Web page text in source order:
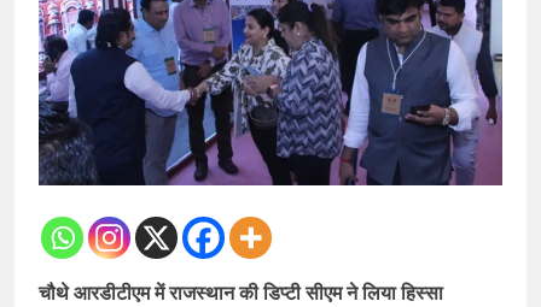
चौथे आरडीटीएम में राजस्थान की डिप्टी सीएम ने लिया हिस्सा